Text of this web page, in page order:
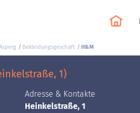
Bekleidungsgeschäft H&M
1)
Adresse & Kontakte
Heinkelstraße, 1